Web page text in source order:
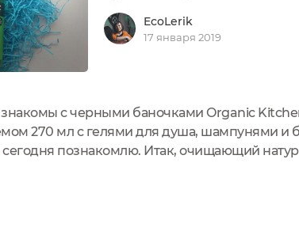
EcoLerik
17 января 2019
знакомы с черными баночками Organic
270 мл с гелями для душа, шампунями и
сегодня познакомлю. Итак, очищающий